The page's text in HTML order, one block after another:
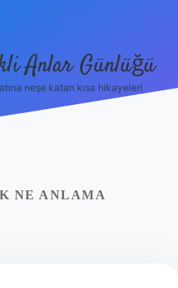
Anlar Günlüğü
neşe katan kısa hikayeler!
NE ANLAMA